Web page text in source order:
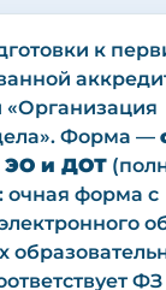
к
«Организация
Форма —
ЭО и ДОТ
очная форма с